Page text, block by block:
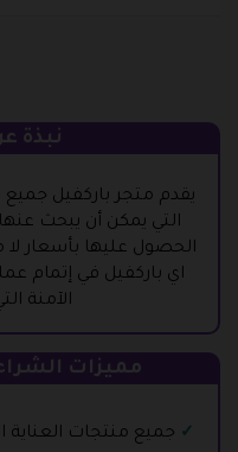
نبذة
يقدم متجر باركفيل جميع
التي يمكن أن يبحث
الحصول عليها بأسعار
اي باركفيل في إتمام
الآمنة
مميزات
جميع منتجات العناية